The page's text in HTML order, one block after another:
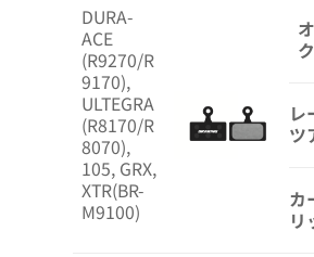
DURA-
ACE
(R9270/R
9170),
ULTEGRA
(R8170/R
8070),
105, GRX,
XTR(BR-
M9100)
ク
レ
ツ
カ
リ